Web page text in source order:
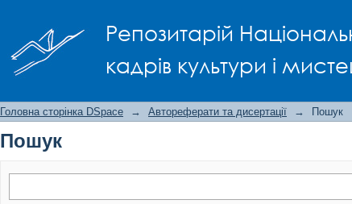
Репозитарій
кадрів культури і
Головна сторінка DSpace → Автореферати та дисертації → Пошук
Пошук